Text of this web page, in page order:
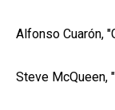
Alfonso Cuarón,
Steve McQueen,